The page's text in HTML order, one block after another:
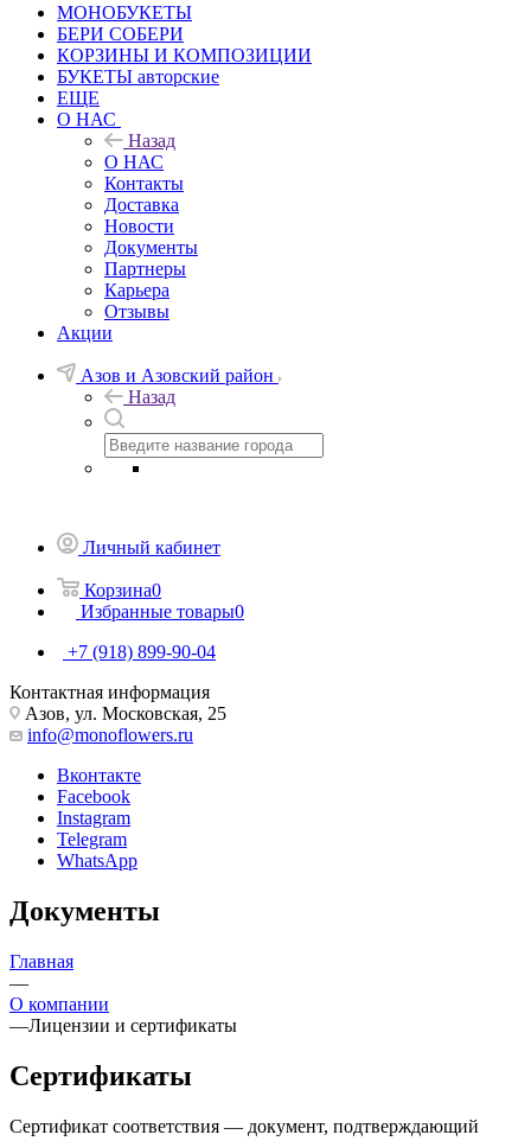
МОНОБУКЕТЫ
БЕРИ СОБЕРИ
КОРЗИНЫ И КОМПОЗИЦИИ
БУКЕТЫ авторские
ЕЩЕ
О НАС
Назад
О НАС
Контакты
Доставка
Новости
Документы
Партнеры
Карьера
Отзывы
Акции
Азов и Азовский район
Назад
Личный кабинет
Корзина0
Избранные товары0
+7 (918) 899-90-04
Контактная информация
Азов, ул. Московская, 25
info@monoflowers.ru
Вконтакте
Facebook
Instagram
Telegram
WhatsApp
Документы
Главная
—
О компании
—Лицензии и сертификаты
Сертификаты
Сертификат соответствия — документ, подтверждающий